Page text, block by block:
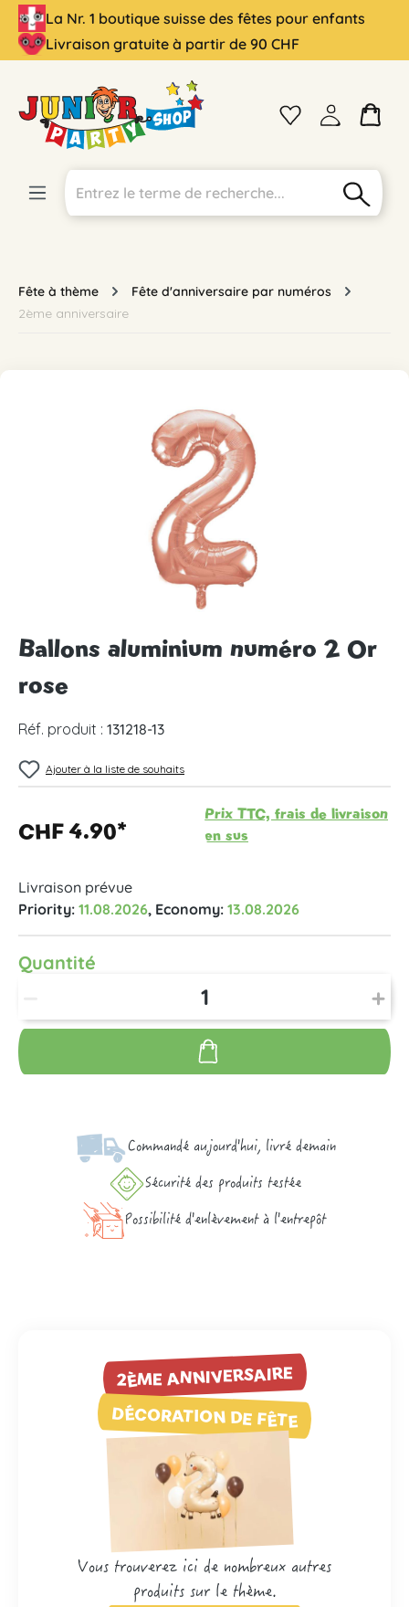
principal
La Nr. 1 boutique suisse des fêtes pour enfants
Livraison gratuite à partir de 90 CHF
Fête à thème
Fête d'anniversaire par numéros
2ème anniversaire
Ignorer la galerie d'images
Ballons aluminium numéro 2 Or
rose
Réf. produit : 131218-13
Ajouter à la liste de souhaits
CHF 4.90*
Prix TTC, frais de livraison
en sus
Livraison prévue
Priority: 11.08.2026, Economy: 13.08.2026
Quantité
Commandé aujourd'hui, livré demain
Sécurité des produits testée
Possibilité d'enlèvement à l'entrepôt
2ÈME ANNIVERSAIRE
DÉCORATION DE FÊTE
Vous trouverez ici de nombreux autres
produits sur le thème.